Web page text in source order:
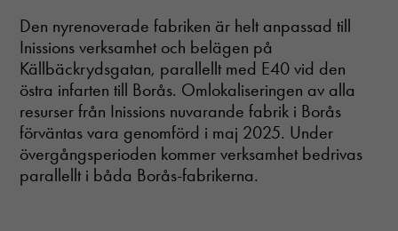
Den nyrenoverade fabriken är helt anpassad till
Inissions verksamhet och belägen på
Källbäckrydsgatan, parallellt med E40 vid den
östra infarten till Borås. Omlokaliseringen av alla
resurser från Inissions nuvarande fabrik i Borås
förväntas vara genomförd i maj 2025. Under
övergångsperioden kommer verksamhet bedrivas
parallellt i båda Borås-fabrikerna.